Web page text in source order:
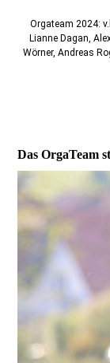
Orgateam 2024:
Lianne Dagan,
Wörner, Andreas
Das OrgaTeam